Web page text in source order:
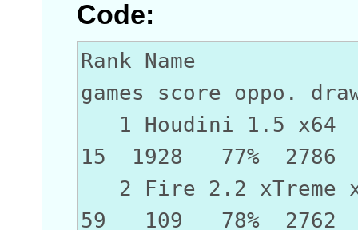
Code:
Rank
games score oppo.
1 Houdini
15 1928 77% 2786
2 Fire 2.2
59 109 78% 2762